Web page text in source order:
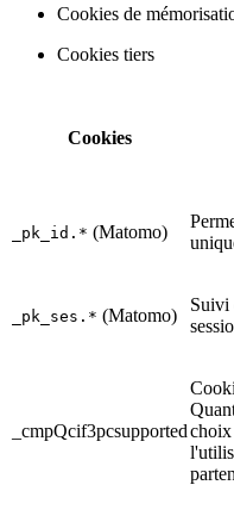
Cookies de
Cookies tiers
Cookies
_pk_id.* (Matomo)
_pk_ses.* (Matomo)
Suivi
_cmpQcif3pcsupportedchoix